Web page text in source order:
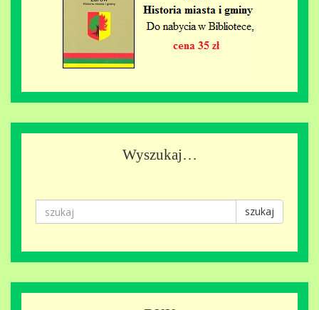
Wyszukaj…
szukaj